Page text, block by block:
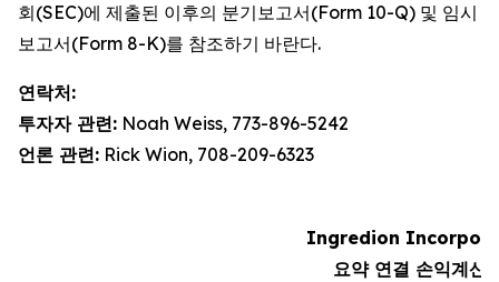
회(SEC)에 제출된 이후의 분기보고서(Form 10-Q) 및 임시
보고서(Form 8-K)를 참조하기 바란다.
연락처:
투자자 관련: Noah Weiss, 773-896-5242
언론 관련: Rick Wion, 708-209-6323
Ingredion
요약 연결 손익계산